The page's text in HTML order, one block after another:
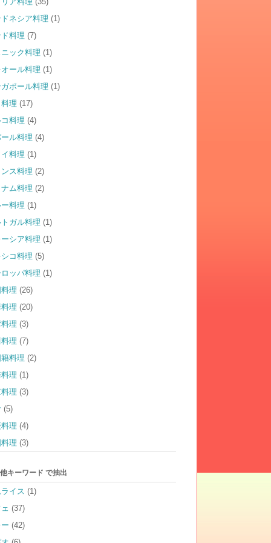
ネシア料理 (1)
料理 (7)
ック料理 (1)
ール料理 (1)
ポール料理 (1)
理 (17)
料理 (4)
ル料理 (4)
料理 (1)
ス料理 (2)
ム料理 (2)
料理 (1)
ガル料理 (1)
シア料理 (1)
コ料理 (5)
ッパ料理 (1)
理 (26)
理 (20)
理 (3)
理 (7)
料理 (2)
理 (1)
理 (3)
(5)
理 (4)
理 (3)
キーワード で抽出
イス (1)
(37)
(42)